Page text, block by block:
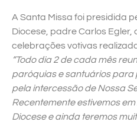
A Santa Missa foi presidida
Diocese, padre Carlos
celebrações votivas
“Todo dia 2 de cada mês
paróquias e santuários para
pela intercessão de Nossa
Recentemente estivemos
Diocese e ainda teremos